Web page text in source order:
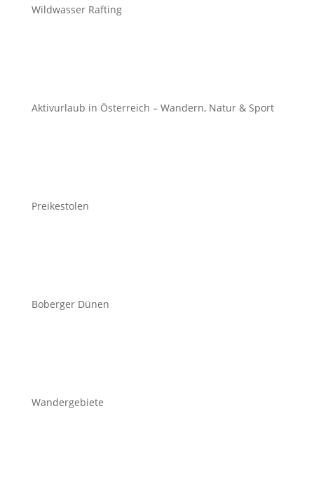
Wildwasser Rafting
Aktivurlaub in Österreich – Wandern, Natur & Sport
Preikestolen
Boberger Dünen
Wandergebiete